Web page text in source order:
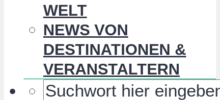
WELT
NEWS VON
DESTINATIONEN &
VERANSTALTERN